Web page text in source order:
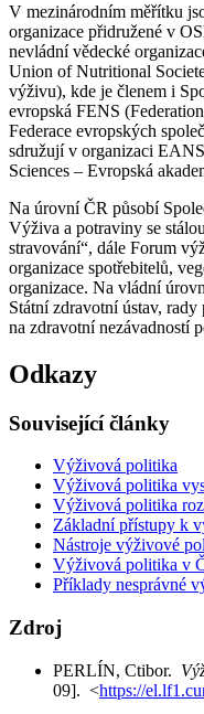
V mezinárodním měřítku
organizace přidružené v
nevládní vědecké
Union of Nutritional
výživu), kde je členem i
evropská FENS
Federace evropských
sdružují v organizaci
Sciences – Evropská
Na úrovní ČR působí
Výživa a potraviny se
stravování“, dále Forum
organizace spotřebitelů,
organizace. Na vládní
Státní zdravotní ústav,
na zdravotní nezávadností
Odkazy
Související články
Výživová politika
Výživová politika
Výživová politika
Základní přístupy k
Nástroje výživové
Výživová politika v
Příklady nesprávné
Zdroj
PERLÍN, Ctibor.
09]. <https://